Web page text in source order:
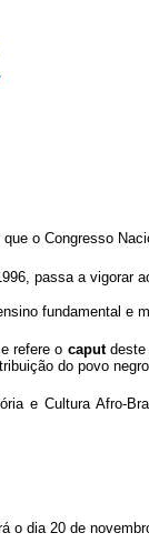
que o Congresso
passa a vigorar
fundamental e
refere o caputdeste
do povo
e Cultura Afro-
o dia 20 de